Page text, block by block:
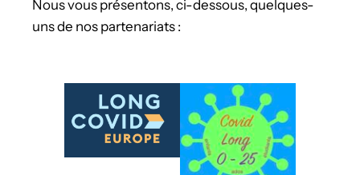
Nous vous présentons, ci-dessous, quelques-
uns de nos partenariats :